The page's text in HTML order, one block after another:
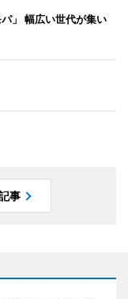
」 幅広い世代が集い
事